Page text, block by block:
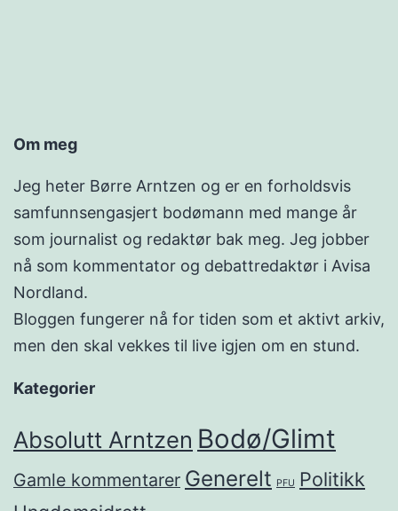
Om meg
Jeg heter Børre Arntzen og er en forholdsvis
samfunnsengasjert bodømann med mange år
som journalist og redaktør bak meg. Jeg jobber
nå som kommentator og debattredaktør i Avisa
Nordland.
Bloggen fungerer nå for tiden som et aktivt arkiv,
men den skal vekkes til live igjen om en stund.
Kategorier
Absolutt Arntzen Bodø/Glimt
Gamle kommentarer Generelt PFU Politikk